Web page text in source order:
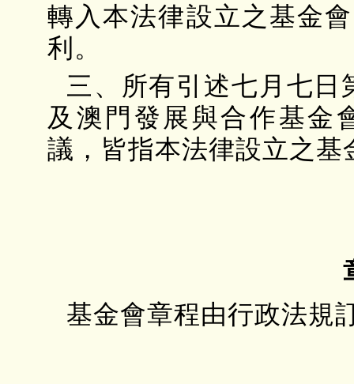
轉入本法律設立之基金
利。
三、所有引述七月七日
及澳門發展與合作基金
議，皆指本法律設立之基
基金會章程由行政法規